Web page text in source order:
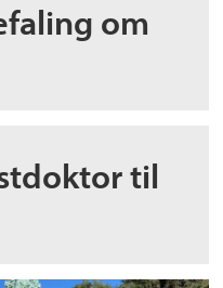
om
til